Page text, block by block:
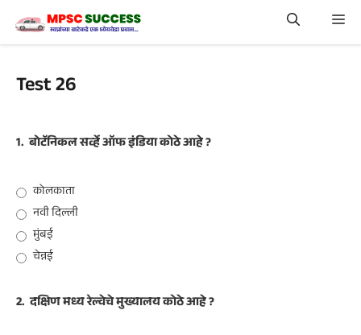
content
Test 26
1. बोटॅनिकल सर्व्हे ऑफ इंडिया कोठे आहे ?
कोलकाता
नवी दिल्ली
मुंबई
चेन्नई
2. दक्षिण मध्य रेल्वेचे मुख्यालय कोठे आहे ?